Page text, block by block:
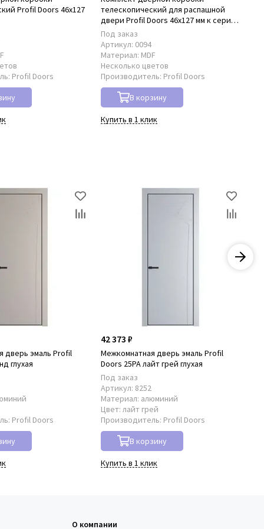
Profil Doors 46x127
Profil Doors
телескопический для распашной
двери Profil Doors 46x127 мм к серии
PA
Под заказ
Артикул: 0094
Материал: MDF
Несколько цветов
Производитель: Profil Doors
В корзину
Купить в 1 клик
дверь эмаль Profil
глухая
Profil Doors
42 373 ₽
Межкомнатная дверь эмаль Profil
Doors 25PA лайт грей глухая
Под заказ
Артикул: 8252
Материал: алюминий
Цвет:лайт грей
Производитель: Profil Doors
В корзину
Купить в 1 клик
О компании